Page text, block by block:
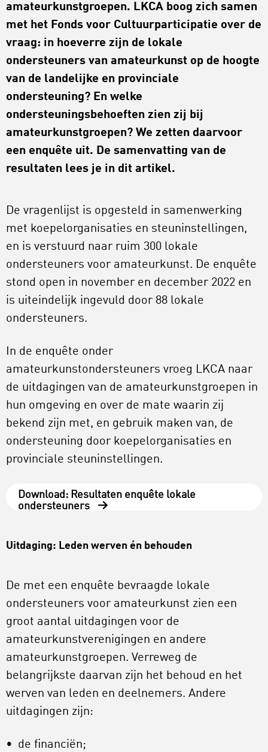
amateurkunstgroepen. LKCA boog zich samen
met het Fonds voor Cultuurparticipatie over de
vraag: in hoeverre zijn de lokale
ondersteuners van amateurkunst op de hoogte
van de landelijke en provinciale
ondersteuning? En welke
ondersteuningsbehoeften zien zij bij
amateurkunstgroepen? We zetten daarvoor
een enquête uit. De samenvatting van de
resultaten lees je in dit artikel.
De vragenlijst is opgesteld in samenwerking
met koepelorganisaties en steuninstellingen,
en is verstuurd naar ruim 300 lokale
ondersteuners voor amateurkunst. De enquête
stond open in november en december 2022 en
is uiteindelijk ingevuld door 88 lokale
ondersteuners.
In de enquête onder
amateurkunstondersteuners vroeg LKCA naar
de uitdagingen van de amateurkunstgroepen in
hun omgeving en over de mate waarin zij
bekend zijn met, en gebruik maken van, de
ondersteuning door koepelorganisaties en
provinciale steuninstellingen.
Download: Resultaten enquête lokale
ondersteuners
Uitdaging: Leden werven én behouden
De met een enquête bevraagde lokale
ondersteuners voor amateurkunst zien een
groot aantal uitdagingen voor de
amateurkunstverenigingen en andere
amateurkunstgroepen. Verreweg de
belangrijkste daarvan zijn het behoud en het
werven van leden en deelnemers. Andere
uitdagingen zijn:
de financiën;